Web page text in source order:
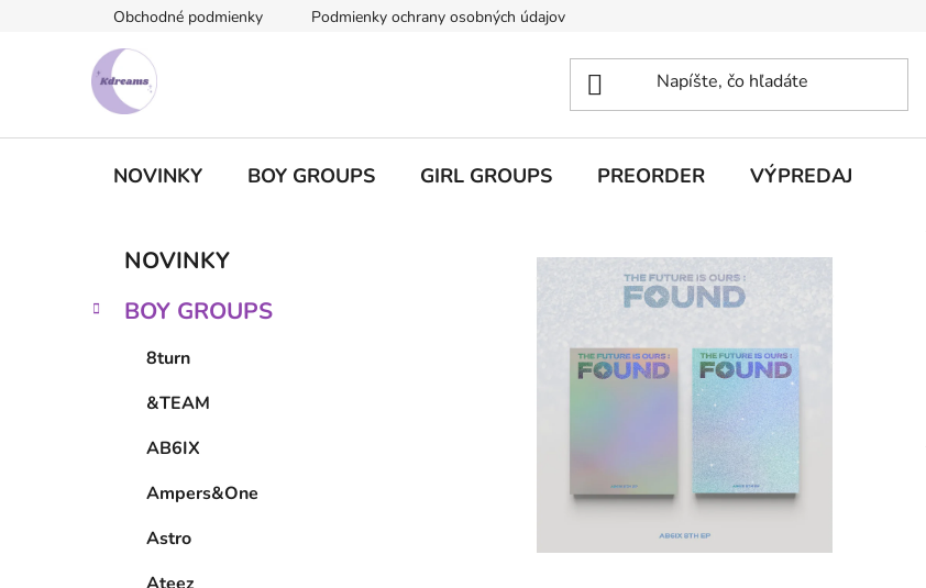
Obchodné podmienky Podmienky ochrany osobných údajov
NOVINKY BOY GROUPS GIRL GROUPS PREORDER VÝPREDAJ
č
Preskočiť
kategórie
e
NOVINKY
BOY GROUPS
8turn
&TEAM
AB6IX
Ampers&One
Astro